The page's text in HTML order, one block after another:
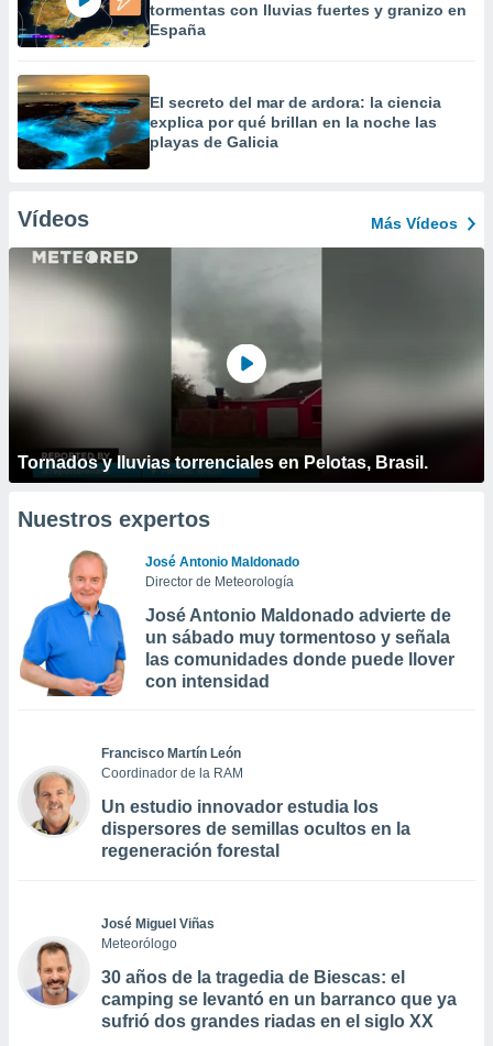
tormentas con lluvias fuertes y granizo en
España
El secreto del mar de ardora: la ciencia
explica por qué brillan en la noche las
playas de Galicia
Vídeos Más Vídeos
Tornados y lluvias torrenciales en Pelotas, Brasil.
Nuestros expertos
José Antonio Maldonado
Director de Meteorología
José Antonio Maldonado advierte de
un sábado muy tormentoso y señala
las comunidades donde puede llover
con intensidad
Francisco Martín León
Coordinador de la RAM
Un estudio innovador estudia los
dispersores de semillas ocultos en la
regeneración forestal
José Miguel Viñas
Meteorólogo
30 años de la tragedia de Biescas: el
camping se levantó en un barranco que ya
sufrió dos grandes riadas en el siglo XX